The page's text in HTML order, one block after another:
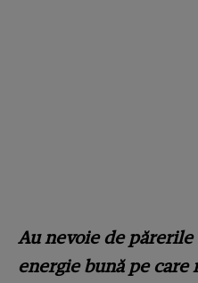
Au nevoie de părerile
energie bună pe